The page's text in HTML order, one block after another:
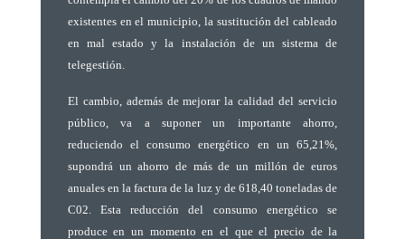
existentes en el municipio, la sustitución del cableado
en mal estado y la instalación de un sistema de
telegestión.
El cambio, además de mejorar la calidad del servicio
público, va a suponer un importante ahorro,
reduciendo el consumo energético en un 65,21%,
supondrá un ahorro de más de un millón de euros
anuales en la factura de la luz y de 618,40 toneladas de
C02.Esta reducción del consumo energético se
produce en un momento en el que el precio de la